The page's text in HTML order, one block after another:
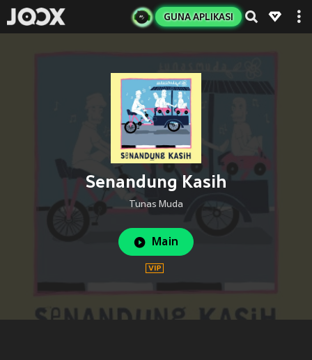
GUNA APLIKASI
Senandung Kasih
Tunas Muda
Main